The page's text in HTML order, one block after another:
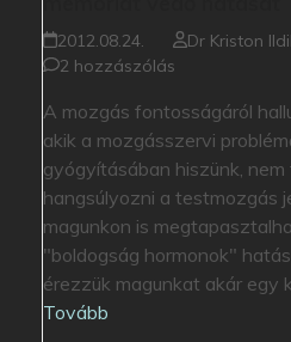
2012.08.24. Dr Kriston
2 hozzászólás
A mozgás fontosságáról
akik a mozgásszervi
gyógyításában hiszünk, nem
hangsúlyozni a testmozgás
magunkon is
"boldogság hormonok"
érezzük magunkat akár egy
Tovább